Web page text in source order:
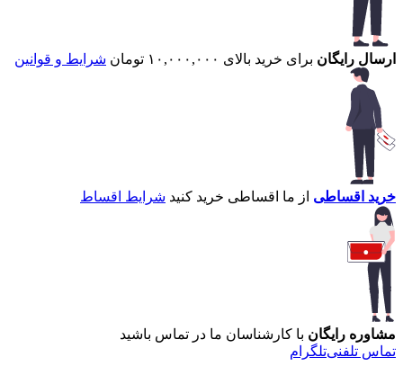
ارسال رایگان برای خرید بالای ۱۰,۰۰۰,۰۰۰ تومان شرایط و قوانین
خرید اقساطی از ما اقساطی خرید کنید شرایط اقساط
مشاوره رایگان با کارشناسان ما در تماس باشید
تماس تلفنیتلگرام